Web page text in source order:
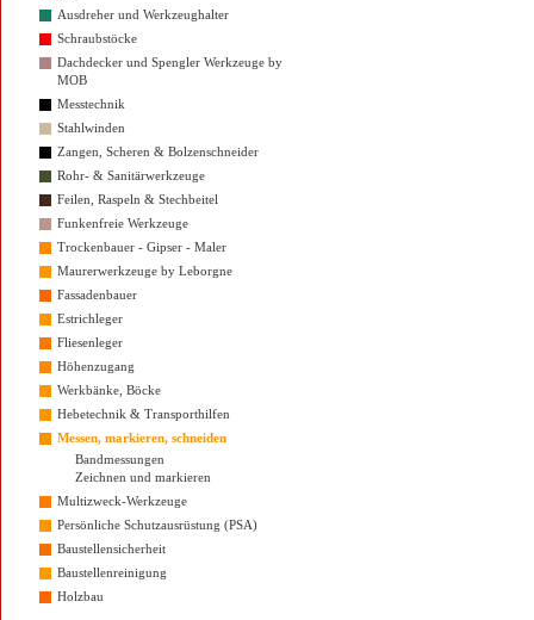
Ausdreher und Werkzeughalter
Schraubstöcke
Dachdecker und Spengler Werkzeuge by
MOB
Messtechnik
Stahlwinden
Zangen, Scheren & Bolzenschneider
Rohr- & Sanitärwerkzeuge
Feilen, Raspeln & Stechbeitel
Funkenfreie Werkzeuge
Trockenbauer - Gipser - Maler
Maurerwerkzeuge by Leborgne
Fassadenbauer
Estrichleger
Fliesenleger
Höhenzugang
Werkbänke, Böcke
Hebetechnik & Transporthilfen
Messen, markieren, schneiden
Bandmessungen
Zeichnen und markieren
Multizweck-Werkzeuge
Persönliche Schutzausrüstung (PSA)
Baustellensicherheit
Baustellenreinigung
Holzbau